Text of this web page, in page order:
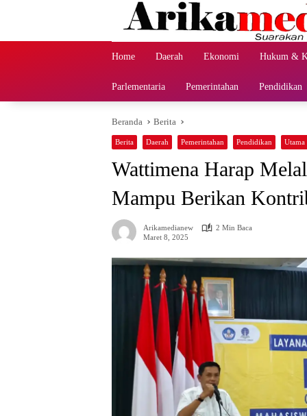
Home Daerah Ekonomi Hukum &
Parlementaria Pemerintahan Pendidikan
Beranda Berita
Berita Daerah Pemerintahan Pendidikan Utama
Wattimena Harap
Mampu Berikan
Arikamedianew
2 Min Baca
Maret 8, 2025